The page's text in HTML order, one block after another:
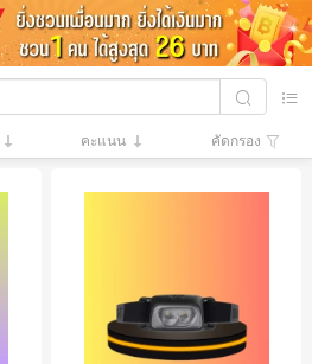
คะแนน คัดกรอง